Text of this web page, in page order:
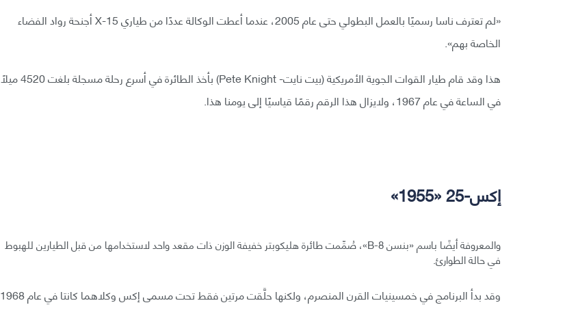
«لم تعترف ناسا رسميًا بالعمل البطولي حتى عام 2005، عندما أعطت الوكالة عددًا من طياري X-15 أجنحة رواد الفضاء
الخاصة بهم».
هذا وقد قام طيار القوات الجوية الأمريكية (بيت نايت- Pete Knight) بأخذ الطائرة في أسرع رحلة مسجلة بلغت 4520 ميلًا
في الساعة في عام 1967، ولايزال هذا الرقم رقمًا قياسيًا إلى يومنا هذا.
إكس-25 «1955»
والمعروفة أيضًا باسم «بنسن B-8»، صُمِّمت طائرة هليكوبتر خفيفة الوزن ذات مقعد واحد لاستخدامها من قبل الطيارين للهبوط
في حالة الطوارئ.
وقد بدأ البرنامج في خمسينيات القرن المنصرم، ولكنها حلَّقت مرتين فقط تحت مسمى إكس وكلاهما كانتا في عام 1968.